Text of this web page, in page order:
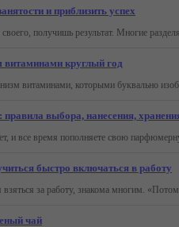
и приблизить успех
витаминами круглый год
выбора, нанесения,
быстро включаться в работу
чай